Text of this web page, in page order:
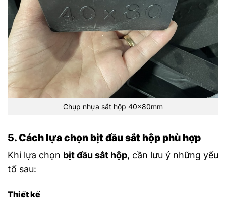
Chụp nhựa sắt hộp 40x80mm
5. Cách lựa chọn bịt đầu sắt hộp phù hợp
Khi lựa chọn bịt đầu sắt hộp, cần lưu ý những yếu
tố sau:
Thiết kế